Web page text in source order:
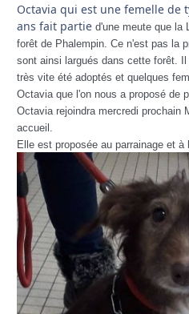
Octavia qui est une femelle de
ans fait partie d'une meute que la
forêt de Phalempin. Ce n'est pas la
sont ainsi largués dans cette forêt.
très vite été adoptés et quelques
Octavia que l'on nous a proposé de
Octavia rejoindra mercredi prochain
accueil.
Elle est proposée au parrainage et à